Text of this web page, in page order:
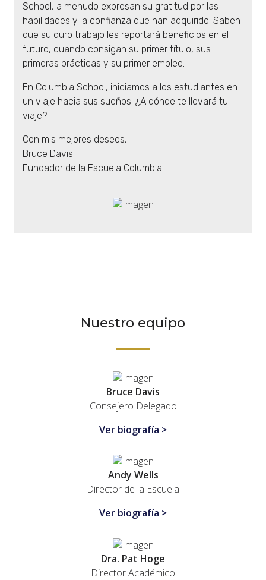
School, a menudo expresan su gratitud por las
habilidades y la confianza que han adquirido. Saben
que su duro trabajo les reportará beneficios en el
futuro, cuando consigan su primer título, sus
primeras prácticas y su primer empleo.
En Columbia School, iniciamos a los estudiantes en
un viaje hacia sus sueños. ¿A dónde te llevará tu
viaje?
Con mis mejores deseos,
Bruce Davis
Fundador de la Escuela Columbia
Nuestro equipo
Bruce Davis
Consejero Delegado
Ver biografía >
Andy Wells
Director de la Escuela
Ver biografía >
Dra. Pat Hoge
Director Académico